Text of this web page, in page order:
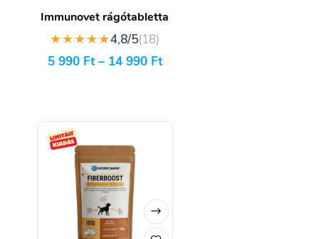
Immunovet rágótabletta
★★★★★4,8/5(18)
5 990 Ft– 14 990 Ft